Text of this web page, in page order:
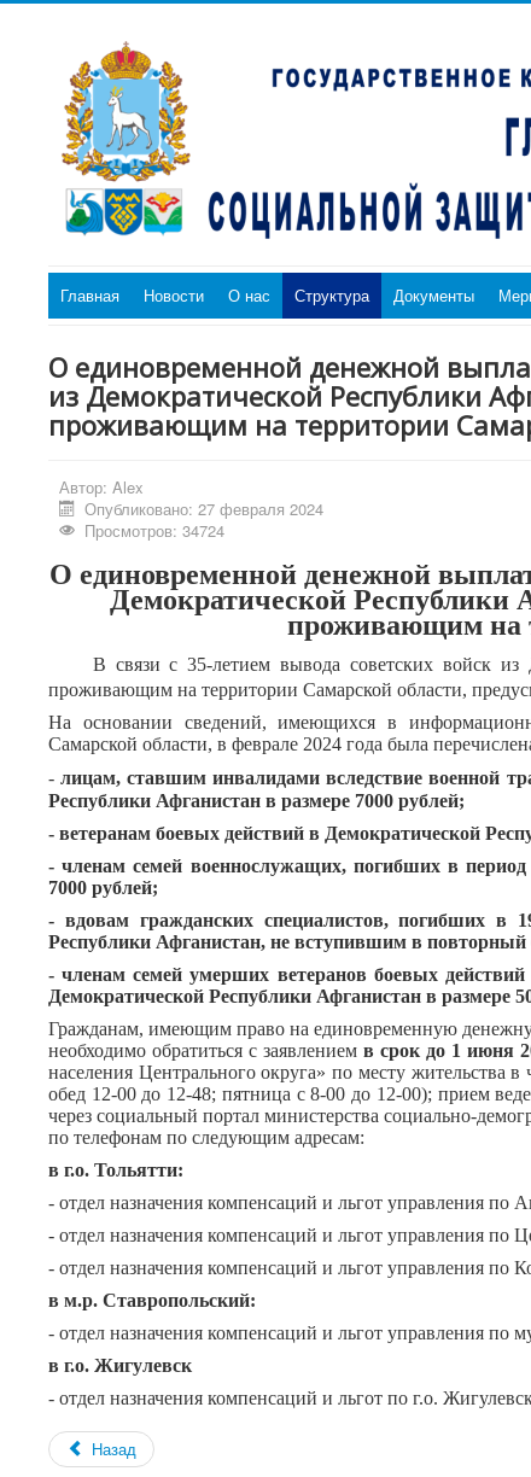
Главная Новости О нас Структура Документы
О единовременной денежной
из Демократической Республики
проживающим на территории
Автор: Alex
Опубликовано: 27 февраля 2024
Просмотров: 34724
О единовременной денежной
Демократической Республики
проживающим на
В связи с 35-летием вывода советских войск из
проживающим на территории Самарской области,
На основании сведений, имеющихся в
Самарской области, в феврале 2024 года была
-лицам, ставшим инвалидами вследствие военной
Республики Афганистан в размере 7000 рублей;
- ветеранам боевых действий в Демократической
- членам семей военнослужащих, погибших в
7000 рублей;
- вдовам гражданских специалистов, погибших в
Республики Афганистан, не вступившим в повторный
- членам семей умерших ветеранов боевых
Демократической Республики Афганистан в размере
Гражданам, имеющим право на единовременную
необходимо обратиться с заявлением в срок до 1 июня
населения Центрального округа» по месту жительства
обед 12-00 до 12-48; пятница с 8-00 до 12-00); прием
через социальный портал министерства социально-
по телефонам по следующим адресам:
в г.о. Тольятти:
- отдел назначения компенсаций и льгот управления по
- отдел назначения компенсаций и льгот управления
- отдел назначения компенсаций и льгот управления по
в м.р. Ставропольский:
- отдел назначения компенсаций и льгот управления
в г.о. Жигулевск
- отдел назначения компенсаций и льгот по г.о.
Назад